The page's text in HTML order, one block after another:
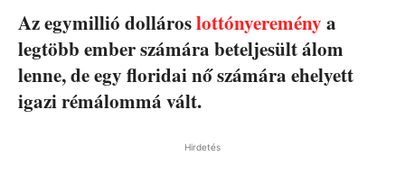
Az egymillió dollároslottónyeremény a
legtöbb ember számára beteljesült álom
lenne, de egy floridai nő számára ehelyett
igazi rémálommá vált.
Hirdetés